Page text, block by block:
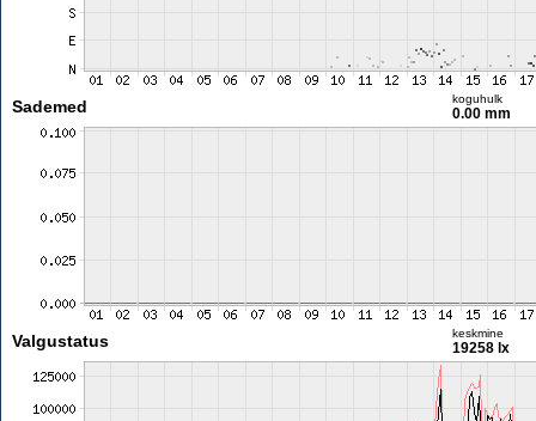
Sademed koguhulk
0.00 mm
Valgustatus keskmine
19258 lx